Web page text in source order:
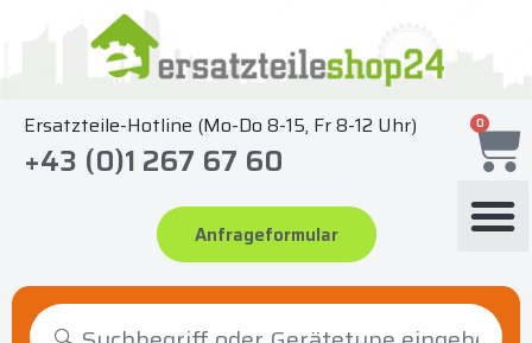
springen
Ersatzteile-Hotline (Mo-Do 8-15, Fr 8-12 Uhr)
+43 (0)1 267 67 60
Anfrageformular
0